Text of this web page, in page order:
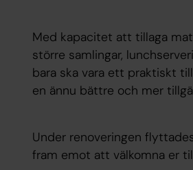
Med kapacitet att tillaga
större samlingar,
bara ska vara ett praktiskt
en ännu bättre och mer
Under renoveringen
fram emot att välkomna er